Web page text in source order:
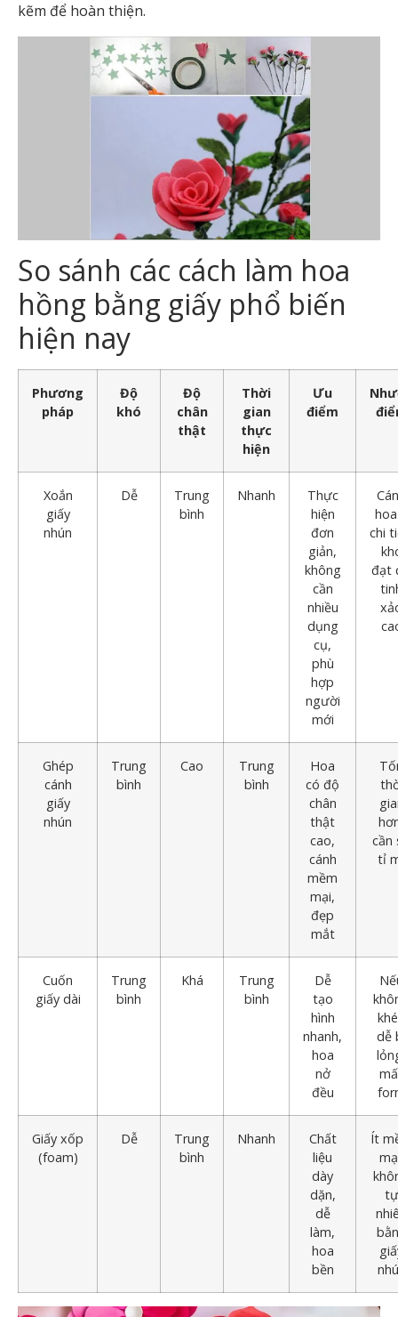
kẽm để hoàn thiện.
So sánh các cách làm hoa
hồng bằng giấy phổ biến
hiện nay
Phương
pháp
Độ
khó
Độ
chân
thật
Thời
gian
thực
hiện
Ưu
điểm
Xoắn
giấy
nhún
Dễ
Trung
bình
Nhanh
Thực
hiện
đơn
giản,
không
cần
nhiều
dụng
cụ,
phù
hợp
người
mới
chi
đạt
Ghép
cánh
giấy
nhún
Trung
bình
Cao
Trung
bình
Hoa
có độ
chân
thật
cao,
cánh
mềm
mại,
đẹp
mắt
cần
tỉ
Cuốn
giấy dài
Trung
bình
Khá
Trung
bình
Dễ
tạo
hình
nhanh,
hoa
nở
đều
dễ
Giấy xốp
(foam)
Dễ
Trung
bình
Nhanh
Chất
liệu
dày
dặn,
dễ
làm,
hoa
bền
Ít
tự